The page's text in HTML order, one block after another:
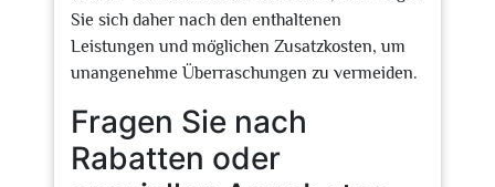
Sie sich daher nach den enthaltenen
Leistungen und möglichen Zusatzkosten, um
unangenehme Überraschungen zu vermeiden.
Fragen Sie nach
Rabatten oder